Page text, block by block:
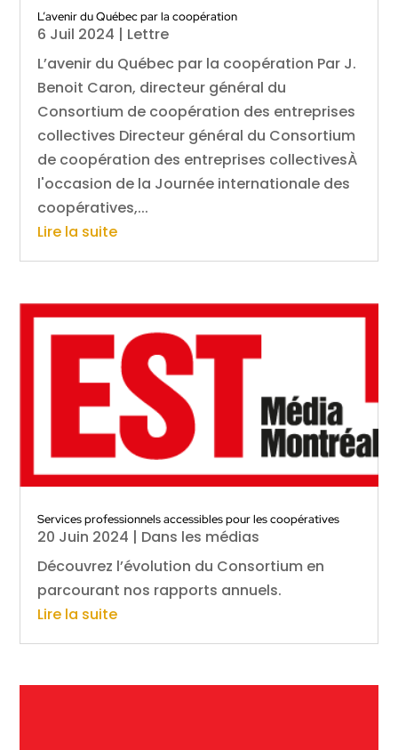
L’avenir du Québec par la coopération
6 Juil 2024 | Lettre
L’avenir du Québec par la coopération Par J.
Benoit Caron, directeur général du
Consortium de coopération des entreprises
collectives Directeur général du Consortium
de coopération des entreprises collectivesÀ
l'occasion de la Journée internationale des
coopératives,...
Lire la suite
Services professionnels accessibles pour les coopératives
20 Juin 2024 | Dans les médias
Découvrez l’évolution du Consortium en
parcourant nos rapports annuels.
Lire la suite